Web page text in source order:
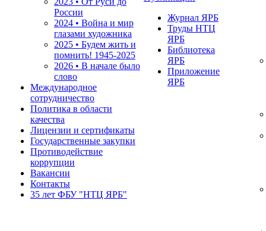
России
2024 • Война и мир
глазами художника
2025 • Будем жить и
помнить! 1945-2025
2026 • В начале было
слово
Международное
сотрудничество
Политика в области
качества
Лицензии и сертификаты
Государственные закупки
Противодействие
коррупции
Вакансии
Контакты
35 лет ФБУ "НТЦ ЯРБ"
Журнал ЯРБ
Труды НТЦ
ЯРБ
Библиотека
ЯРБ
Приложение
ЯРБ